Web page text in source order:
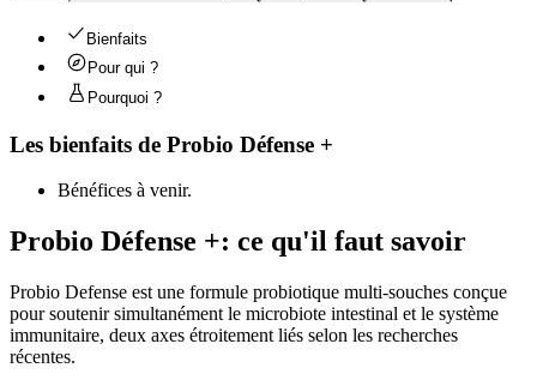
Bienfaits
Pour qui ?
Pourquoi ?
Les bienfaits de Probio Défense +
Bénéfices à venir.
Probio Défense +: ce qu'il faut savoir
Probio Defense est une formule probiotique multi-souches conçue
pour soutenir simultanément le microbiote intestinal et le système
immunitaire, deux axes étroitement liés selon les recherches
récentes.